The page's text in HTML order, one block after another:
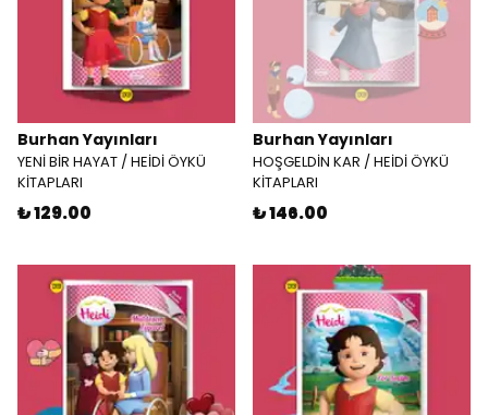
Burhan Yayınları
YENİ BİR HAYAT / HEİDİ ÖYKÜ
KİTAPLARI
₺ 129.00
Burhan Yayınları
HOŞGELDİN KAR / HEİDİ ÖYKÜ
KİTAPLARI
₺ 146.00